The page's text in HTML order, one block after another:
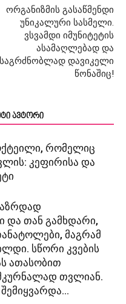
ორგანიზმის გასაწმენდი
უნიკალური სასმელი.
ვსვამდი იმუნიტეტის
ასამაღლებად და
საგრძნობლად დავიკელი
წონაშიც!
ავტორი
რომელიც
კეფირისა და
და თან გამხდარი,
მაგრამ
სწორი კვების
ათასობით
თვლიან.